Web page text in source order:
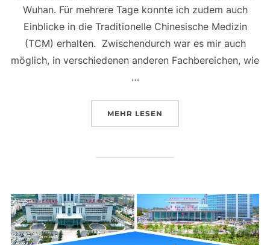
Wuhan. Für mehrere Tage konnte ich zudem auch
Einblicke in die Traditionelle Chinesische Medizin
(TCM) erhalten. Zwischendurch war es mir auch
möglich, in verschiedenen anderen Fachbereichen, wie
…
MEHR ÜBER „FAMULATUR IN CHINA –
LESEN